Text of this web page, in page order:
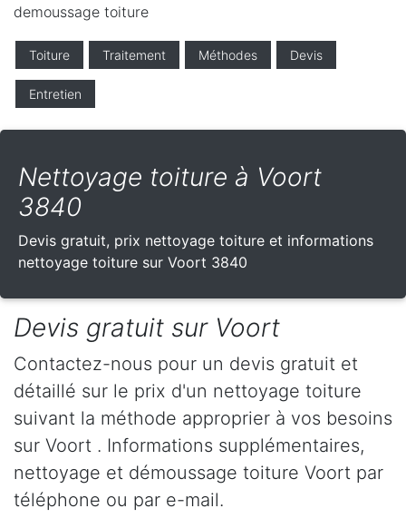
demoussage toiture
Toiture Traitement Méthodes Devis
Entretien
Nettoyage toiture à Voort
3840
Devis gratuit, prix nettoyage toiture et informations
nettoyage toiture sur Voort 3840
Devis gratuit sur Voort
Contactez-nous pour un devis gratuit et
détaillé sur le prix d'un nettoyage toiture
suivant la méthode approprier à vos besoins
sur Voort . Informations supplémentaires,
nettoyage et démoussage toiture Voort par
téléphone ou par e-mail.